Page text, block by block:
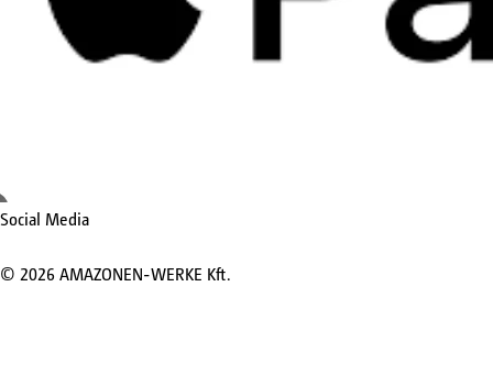
Social Media
© 2026AMAZONEN-WERKE Kft.